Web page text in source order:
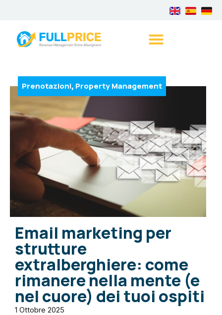
Prenotazioni, Property Management
Email marketing per
strutture
extralberghiere: come
rimanere nella mente (e
nel cuore) dei tuoi ospiti
1 Ottobre 2025